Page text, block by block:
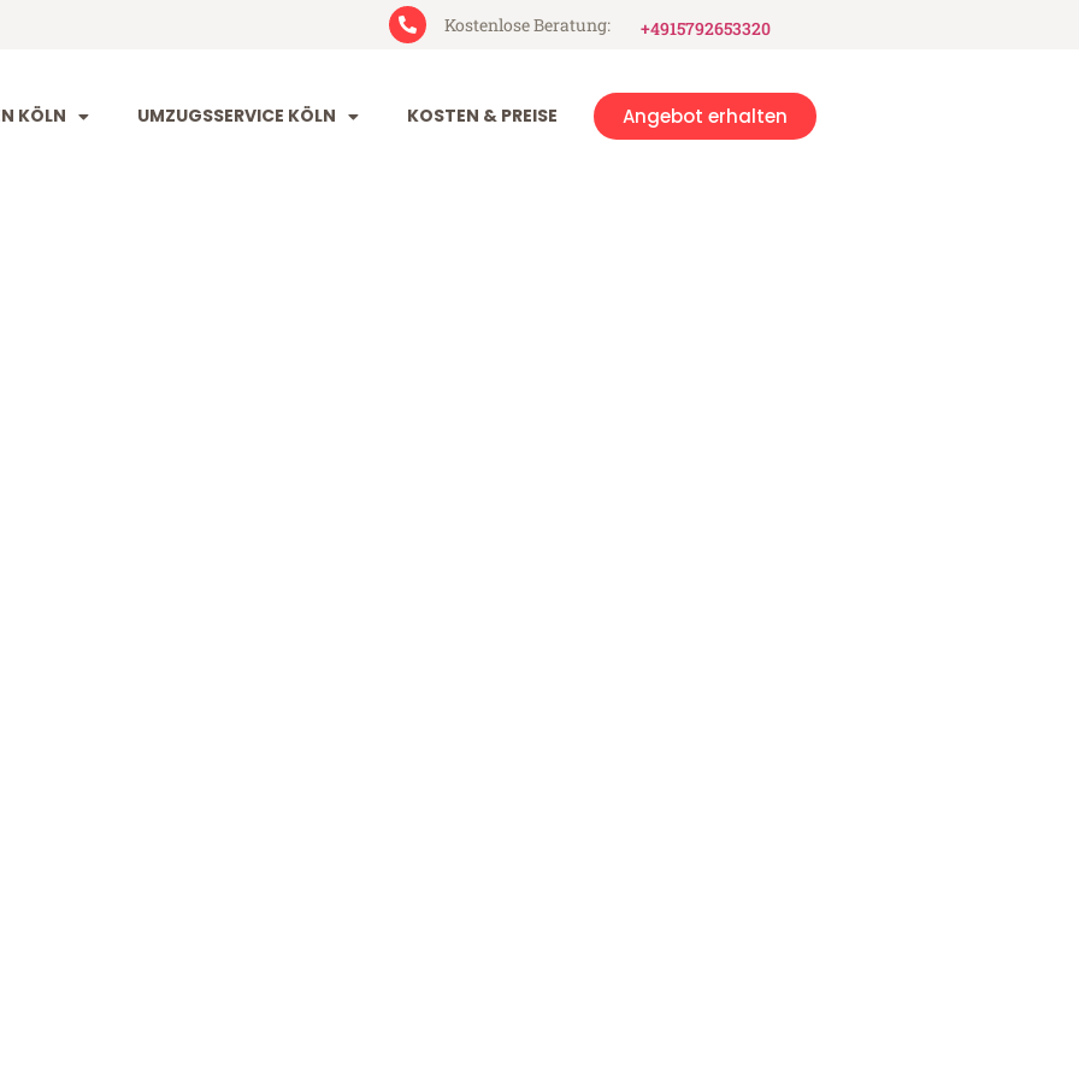
Kostenlose Beratung: +4915792653320
KÖLN UMZUGSSERVICE KÖLN KOSTEN & PREISE Angebot erhalten